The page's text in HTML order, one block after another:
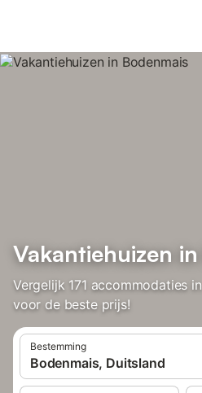
Vakantiehuizen
Vergelijk 171 accommodaties
voor de beste prijs!
Bestemming
Bodenmais, Duitsland